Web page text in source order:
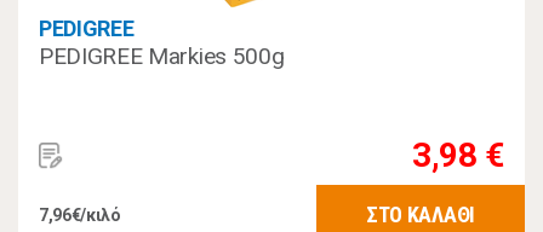
PEDIGREE
PEDIGREE Markies 500g
3,98 €
7,96€/κιλό ΣΤΟ ΚΑΛΑΘΙ